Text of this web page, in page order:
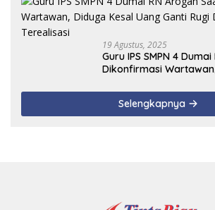
19 Agustus, 2025
Guru IPS SMPN 4
Dikonfirmasi
Terealisasi
Selengkapnya